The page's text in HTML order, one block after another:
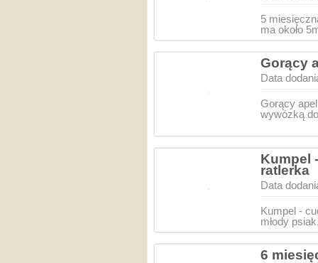
5
ma około
Gorący
Data
Gorący
wywózką
Kumpel
ratlerka
Data
Kumpel -
młody
6